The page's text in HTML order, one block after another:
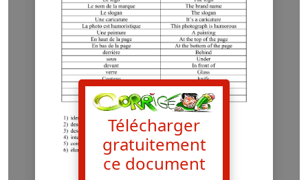
Télécharger
gratuitement
ce document